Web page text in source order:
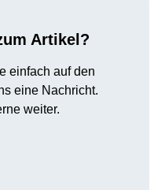
Artikel?
einfach auf den
eine Nachricht.
weiter.